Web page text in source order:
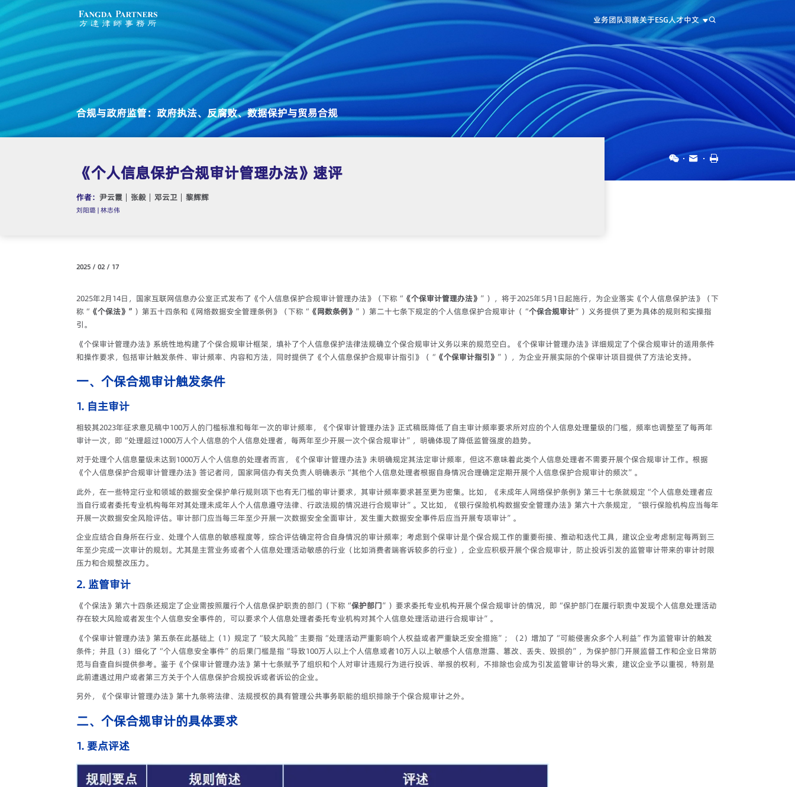
业务团队洞察关于ESG人才中文
中文
EN
日本語
合规与政府监管：政府执法、反腐败、数据保护与贸易合规
《个人信息保护合规审计管理办法》速评
作者： 尹云霞 张毅 邓云卫 黎辉辉
刘阳璐 | 林志伟
2025 / 02 / 17
2025年2月14日，国家互联网信息办公室正式发布了《个人信息保护合规审计管理办法》（下称“ 《个保审计管理办法》 ”），将于2025年5月1日起施行，为企业落实《个人信息保护法》（下
称“ 《个保法》” ）第五十四条和《网络数据安全管理条例》（下称“ 《网数条例》 ”）第二十七条下规定的个人信息保护合规审计（“个保合规审计”）义务提供了更为具体的规则和实操指
引。
《个保审计管理办法》系统性地构建了个保合规审计框架，填补了个人信息保护法律法规确立个保合规审计义务以来的规范空白。《个保审计管理办法》详细规定了个保合规审计的适用条件
和操作要求，包括审计触发条件、审计频率、内容和方法，同时提供了《个人信息保护合规审计指引》（“ 《个保审计指引》 ”），为企业开展实际的个保审计项目提供了方法论支持。
一、个保合规审计触发条件
1. 自主审计
相较其2023年征求意见稿中100万人的门槛标准和每年一次的审计频率，《个保审计管理办法》正式稿既降低了自主审计频率要求所对应的个人信息处理量级的门槛，频率也调整至了每两年
审计一次，即“处理超过1000万人个人信息的个人信息处理者，每两年至少开展一次个保合规审计”，明确体现了降低监管强度的趋势。
对于处理个人信息量级未达到1000万人个人信息的处理者而言，《个保审计管理办法》未明确规定其法定审计频率，但这不意味着此类个人信息处理者不需要开展个保合规审计工作。根据
《个人信息保护合规审计管理办法》答记者问，国家网信办有关负责人明确表示“其他个人信息处理者根据自身情况合理确定定期开展个人信息保护合规审计的频次”。
此外，在一些特定行业和领域的数据安全保护单行规则项下也有无门槛的审计要求，其审计频率要求甚至更为密集。比如，《未成年人网络保护条例》第三十七条就规定“个人信息处理者应
当自行或者委托专业机构每年对其处理未成年人个人信息遵守法律、行政法规的情况进行合规审计”。又比如，《银行保险机构数据安全管理办法》第六十六条规定，“银行保险机构应当每年
开展一次数据安全风险评估。审计部门应当每三年至少开展一次数据安全全面审计，发生重大数据安全事件后应当开展专项审计”。
企业应结合自身所在行业、处理个人信息的敏感程度等，综合评估确定符合自身情况的审计频率；考虑到个保审计是个保合规工作的重要衔接、推动和迭代工具，建议企业考虑制定每两到三
年至少完成一次审计的规划。尤其是主营业务或者个人信息处理活动敏感的行业（比如消费者端客诉较多的行业），企业应积极开展个保合规审计，防止投诉引发的监管审计带来的审计时限
压力和合规整改压力。
2. 监管审计
《个保法》第六十四条还规定了企业需按照履行个人信息保护职责的部门（下称“保护部门”）要求委托专业机构开展个保合规审计的情况，即“保护部门在履行职责中发现个人信息处理活动
存在较大风险或者发生个人信息安全事件的，可以要求个人信息处理者委托专业机构对其个人信息处理活动进行合规审计”。
《个保审计管理办法》第五条在此基础上（1）规定了“较大风险”主要指“处理活动严重影响个人权益或者严重缺乏安全措施”；（2）增加了“可能侵害众多个人利益”作为监管审计的触发
条件；并且（3）细化了“个人信息安全事件”的后果门槛是指“导致100万人以上个人信息或者10万人以上敏感个人信息泄露、篡改、丢失、毁损的”，为保护部门开展监督工作和企业日常防
范与自查自纠提供参考。鉴于《个保审计管理办法》第十七条赋予了组织和个人对审计违规行为进行投诉、举报的权利，不排除也会成为引发监管审计的导火索，建议企业予以重视，特别是
此前遭遇过用户或者第三方关于个人信息保护合规投诉或者诉讼的企业。
另外，《个保审计管理办法》第十九条将法律、法规授权的具有管理公共事务职能的组织排除于个保合规审计之外。
二、个保合规审计的具体要求
1. 要点评述